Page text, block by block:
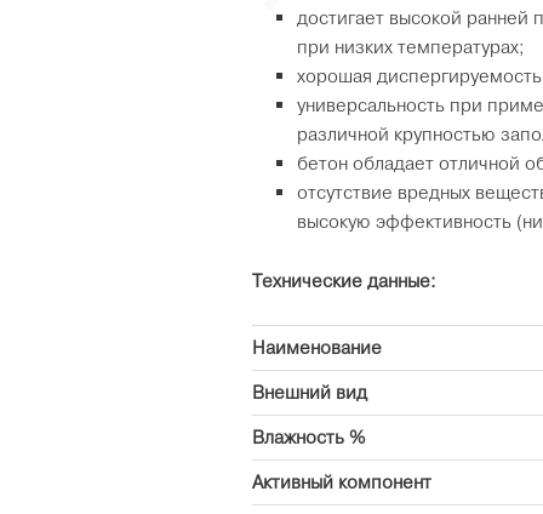
достигает высокой ранней
при низких температурах;
хорошая
универсальность при
различной крупностью
бетон обладает отличной
отсутствие вредных
высокую эффективность
Технические данные:
Наименование
Внешний вид
Влажность %
Активный компонент